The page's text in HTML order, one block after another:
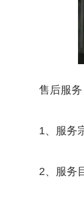
售后服
1、服务
2、服务